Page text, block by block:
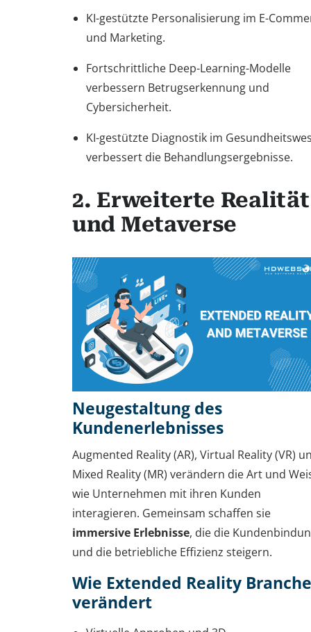
KI-gestützte Personalisierung im E-
und Marketing.
Fortschrittliche Deep-Learning-Modelle
verbessern Betrugserkennung und
Cybersicherheit.
KI-gestützte Diagnostik im
verbessert die Behandlungsergebnisse.
2. Erweiterte Realität
und Metaverse
Neugestaltung des
Kundenerlebnisses
Augmented Reality (AR), Virtual Reality (VR)
Mixed Reality (MR) verändern die Art und
wie Unternehmen mit ihren Kunden
interagieren. Gemeinsam schaffen sie
immersive Erlebnisse, die die
und die betriebliche Effizienz steigern.
Wie Extended Reality
verändert